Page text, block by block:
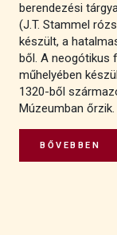
berendezési
(J.T. Stammel
készült, a
ből. A neogótikus
műhelyében
1320-ből
Múzeumban őrzik.
BŐVEBBEN